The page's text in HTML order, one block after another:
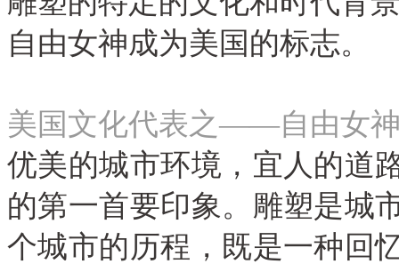
自由女神成为美国的标志。
美国文化代表之——自由女
优美的城市环境 ， 宜人的道
的第一首要印象 。 雕塑是城
个城市的历程 ，既是一种 回